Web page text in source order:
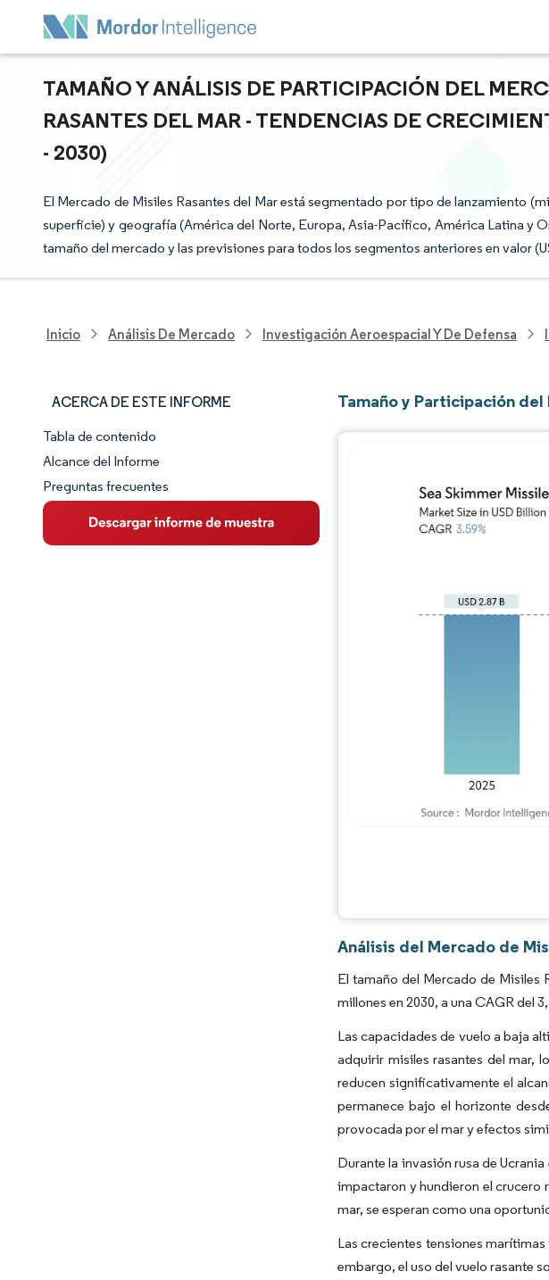
TAMAÑO Y ANÁLISIS DE PARTICIPACIÓN DEL
RASANTES DEL MAR - TENDENCIAS DE
- 2030)
El Mercado de Misiles Rasantes del Mar está segmentado por tipo de lanzamiento
superficie) y geografía (América del Norte, Europa, Asia-Pacífico, América Latina y
tamaño del mercado y las previsiones para todos los segmentos anteriores en valor
Inicio Análisis De Mercado Investigación Aeroespacial Y De Defensa
ACERCA DE ESTE INFORME
Panorama del Mercado
Visión General del Mercado
Tendencias Principales del Mercado
Tabla de contenido
Alcance del Informe
Preguntas frecuentes
Tamaño y Participación
Análisis del Mercado de
El tamaño del Mercado de Misiles
millones en 2030, a una CAGR del
Las capacidades de vuelo a baja
adquirir misiles rasantes del mar,
reducen significativamente el
permanece bajo el horizonte
provocada por el mar y efectos
Durante la invasión rusa de
impactaron y hundieron el crucero
mar, se esperan como una
Las crecientes tensiones
embargo, el uso del vuelo rasante